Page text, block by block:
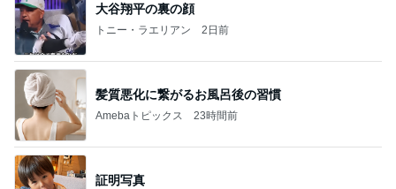
大谷翔平の裏の顔
トニー・ラエリアン 2日前
髪質悪化に繋がるお風呂後の習慣
Amebaトピックス 23時間前
証明写真